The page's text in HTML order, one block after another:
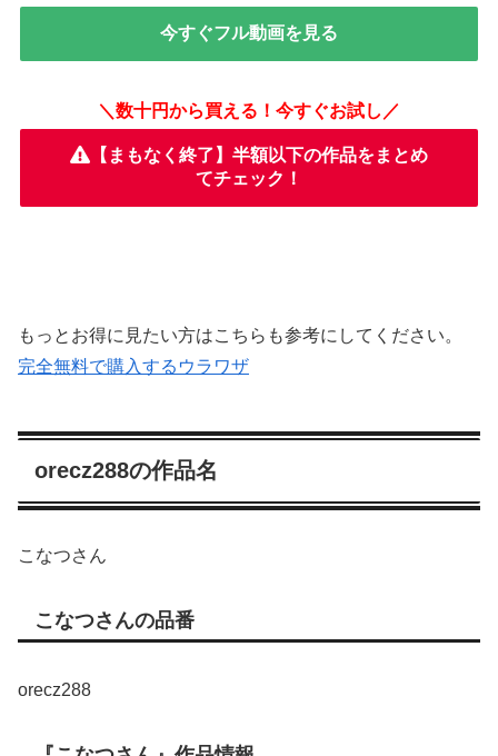
今すぐフル動画を見る
＼数十円から買える！今すぐお試し／
【まもなく終了】半額以下の作品をまとめ
てチェック！
もっとお得に見たい方はこちらも参考にしてください。
完全無料で購入するウラワザ
orecz288の作品名
こなつさん
こなつさんの品番
orecz288